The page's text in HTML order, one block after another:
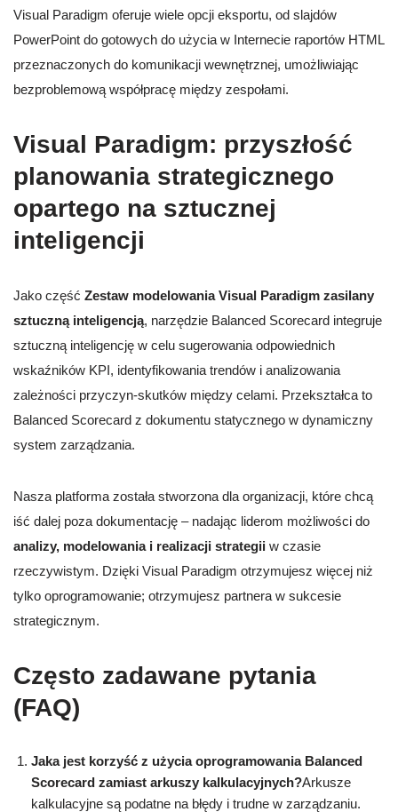
Visual Paradigm oferuje wiele opcji eksportu, od slajdów
PowerPoint do gotowych do użycia w Internecie raportów HTML
przeznaczonych do komunikacji wewnętrznej, umożliwiając
bezproblemową współpracę między zespołami.
Visual Paradigm: przyszłość
planowania strategicznego
opartego na sztucznej
inteligencji
Jako część Zestaw modelowania Visual Paradigm zasilany
sztuczną inteligencją, narzędzie Balanced Scorecard integruje
sztuczną inteligencję w celu sugerowania odpowiednich
wskaźników KPI, identyfikowania trendów i analizowania
zależności przyczyn-skutków między celami. Przekształca to
Balanced Scorecard z dokumentu statycznego w dynamiczny
system zarządzania.
Nasza platforma została stworzona dla organizacji, które chcą
iść dalej poza dokumentację – nadając liderom możliwości do
analizy, modelowania i realizacji strategii w czasie
rzeczywistym. Dzięki Visual Paradigm otrzymujesz więcej niż
tylko oprogramowanie; otrzymujesz partnera w sukcesie
strategicznym.
Często zadawane pytania
(FAQ)
Jaka jest korzyść z użycia oprogramowania Balanced
Scorecard zamiast arkuszy kalkulacyjnych?Arkusze
kalkulacyjne są podatne na błędy i trudne w zarządzaniu.